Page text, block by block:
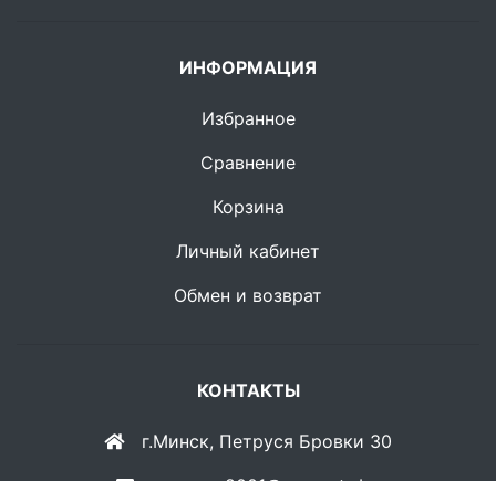
ИНФОРМАЦИЯ
Избранное
Сравнение
Корзина
Личный кабинет
Обмен и возврат
КОНТАКТЫ
г.Минск, Петруся Бровки 30